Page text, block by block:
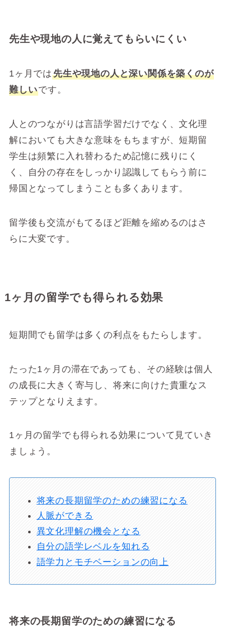
先生や現地の人に覚えてもらいにくい
1ヶ月では先生や現地の人と深い関係を築くのが
難しいです。
人とのつながりは言語学習だけでなく、文化理
解においても大きな意味をもちますが、短期留
学生は頻繁に入れ替わるため記憶に残りにく
く、自分の存在をしっかり認識してもらう前に
帰国となってしまうことも多くあります。
留学後も交流がもてるほど距離を縮めるのはさ
らに大変です。
1ヶ月の留学でも得られる効果
短期間でも留学は多くの利点をもたらします。
たった1ヶ月の滞在であっても、その経験は個人
の成長に大きく寄与し、将来に向けた貴重なス
テップとなりえます。
1ヶ月の留学でも得られる効果について見ていき
ましょう。
将来の長期留学のための練習になる
人脈ができる
異文化理解の機会となる
自分の語学レベルを知れる
語学力とモチベーションの向上
将来の長期留学のための練習になる